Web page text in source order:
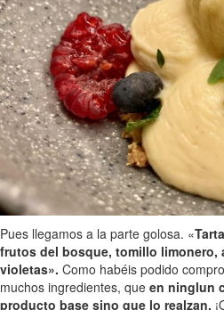
Pues llegamos a la parte golosa. «
frutos del bosque, tomillo limonero,
violetas». Como habéis podido
muchos ingredientes, que en ninglun
producto base sino que lo realzan.